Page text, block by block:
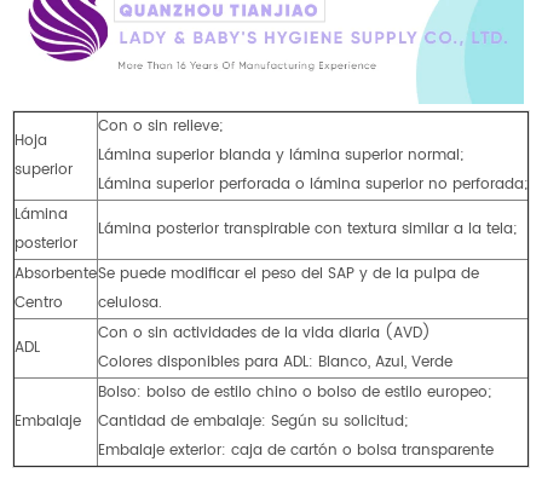
Hoja
superior
Con o sin relieve;
Lámina superior blanda y lámina superior normal;
Lámina superior perforada o lámina superior no perforada;
Lámina
posterior
Lámina posterior transpirable con textura similar a la tela;
Absorbente
Centro
Se puede modificar el peso del SAP y de la pulpa de
celulosa.
ADL
Con o sin actividades de la vida diaria (AVD)
Colores disponibles para ADL: Blanco, Azul, Verde
Embalaje
Bolso: bolso de estilo chino o bolso de estilo europeo;
Cantidad de embalaje: Según su solicitud;
Embalaje exterior: caja de cartón o bolsa transparente